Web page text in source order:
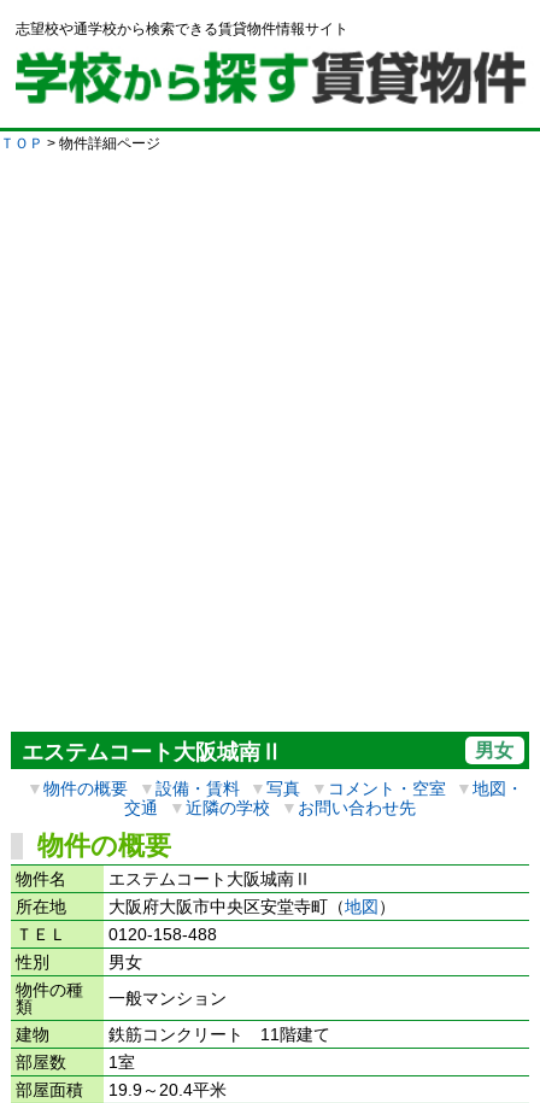
志望校や通学校から検索できる賃貸物件情報サイト
ＴＯＰ > 物件詳細ページ
エステムコート大阪城南Ⅱ 男女
▼物件の概要 ▼設備・賃料 ▼写真 ▼ コメント・空室 ▼地図・
交通
▼近隣の学校 ▼ お問い合わせ先
物件の概要
物件名
エステムコート大阪城南Ⅱ
所在地
大阪府大阪市中央区安堂寺町（地図 ）
ＴＥＬ
0120-158-488
性別
男女
物件の種
類
一般マンション
建物
鉄筋コンクリート 11階建て
部屋数
1室
部屋面積
19.9～20.4平米